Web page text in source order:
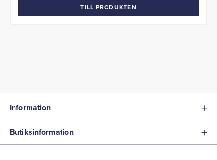
TILL PRODUKTEN
Information
Butiksinformation